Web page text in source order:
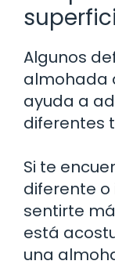
Algunos
almohada
ayuda a
diferentes
Si te
diferente o
sentirte
está
una